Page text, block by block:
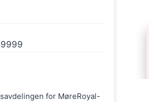
for MøreRoyal-